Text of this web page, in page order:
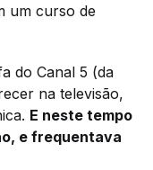
um curso de
do Canal 5 (da
na televisão,
E neste tempo
e frequentava